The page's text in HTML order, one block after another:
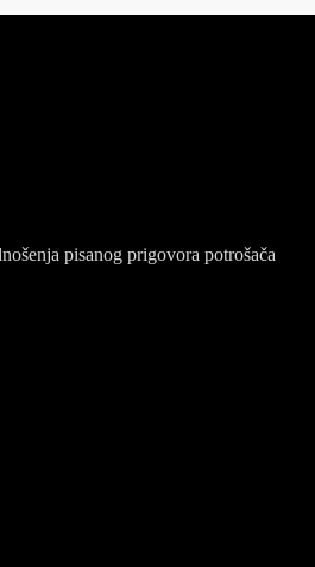
pisanog prigovora potrošača